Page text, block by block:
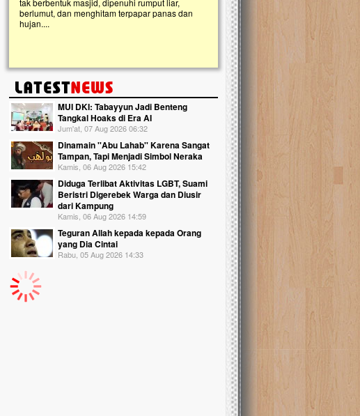
MUI DKI: Tabayyun Jadi Benteng
Tangkal Hoaks di Era AI
Jum'at, 07 Aug 2026 06:32
Dinamain ''Abu Lahab'' Karena Sangat
Tampan, Tapi Menjadi Simbol Neraka
Kamis, 06 Aug 2026 15:42
Diduga Terlibat Aktivitas LGBT, Suami
Beristri Digerebek Warga dan Diusir
dari Kampung
Kamis, 06 Aug 2026 14:59
Teguran Allah kepada kepada Orang
yang Dia Cintai
Rabu, 05 Aug 2026 14:33